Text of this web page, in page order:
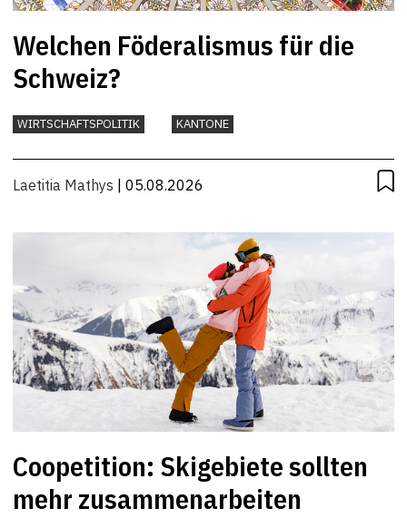
Welchen Föderalismus für die
Schweiz?
WIRTSCHAFTSPOLITIK KANTONE
Laetitia Mathys | 05.08.2026
Coopetition: Skigebiete sollten
mehr zusammenarbeiten